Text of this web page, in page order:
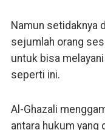
Namun setidaknya
sejumlah orang
untuk bisa
seperti ini.
Al-Ghazali
antara hukum yang